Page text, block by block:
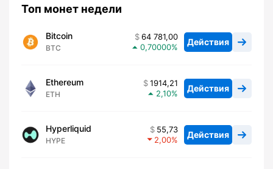
Топ монет недели
Bitcoin
BTC
64 781,00
0,70000
Действия
Ethereum
ETH
1914,21
2,10
Действия
Hyperliquid
HYPE
55,73
2,00
Действия